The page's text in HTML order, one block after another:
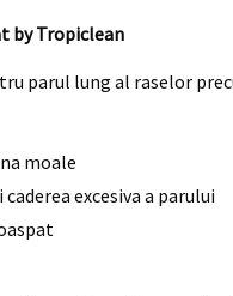
by Tropiclean
parul lung al raselor
moale
excesiva a parului